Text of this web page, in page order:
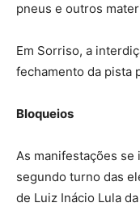
pneus e outros
Em Sorriso, a
fechamento da pista
Bloqueios
As manifestações se
segundo turno das
de Luiz Inácio Lula